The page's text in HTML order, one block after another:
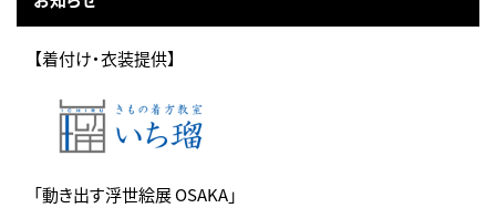
【着付け・衣装提供】
「動き出す浮世絵展 OSAKA」